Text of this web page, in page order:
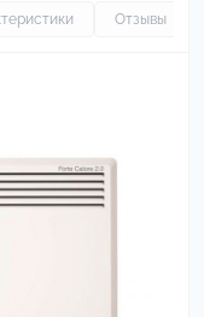
Отзывы